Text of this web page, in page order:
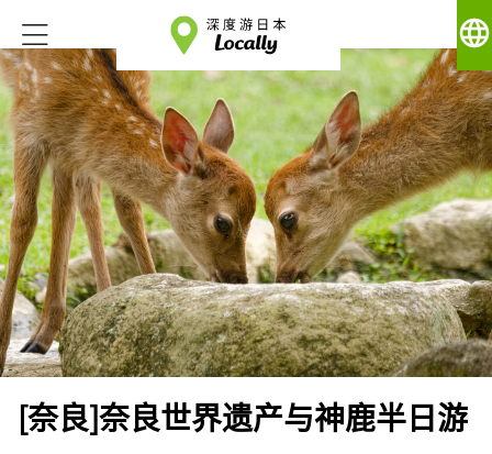
language
[奈良]奈良世界遗产与神鹿半日游